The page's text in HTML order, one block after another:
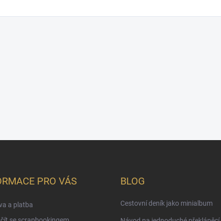
PRO VÁS
a platba
BLOG
Cestovní deník jako minialbum